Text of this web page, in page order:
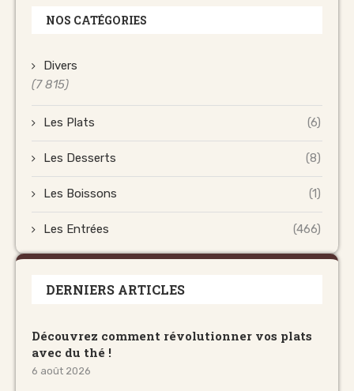
NOS CATÉGORIES
Divers
(7 815)
Les Plats (6)
Les Desserts (8)
Les Boissons (1)
Les Entrées (466)
DERNIERS ARTICLES
Découvrez comment révolutionner vos plats
avec du thé !
6 août 2026